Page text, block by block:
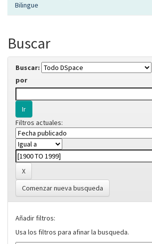
Bilingue
Buscar
Buscar:
por
Filtros actuales:
Comenzar nueva busqueda
Añadir filtros:
Usa los filtros para afinar la busqueda.